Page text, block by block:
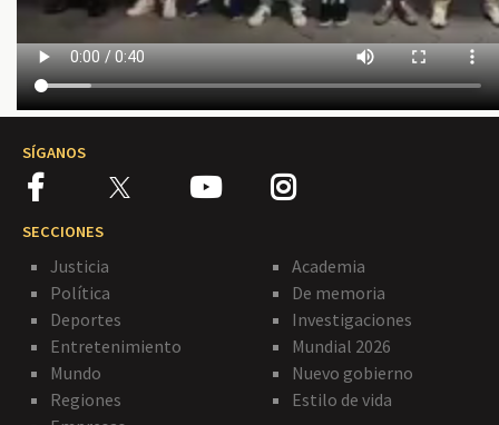
SÍGANOS
SECCIONES
Justicia
Política
Deportes
Entretenimiento
Mundo
Regiones
Academia
De memoria
Investigaciones
Mundial 2026
Nuevo gobierno
Estilo de vida